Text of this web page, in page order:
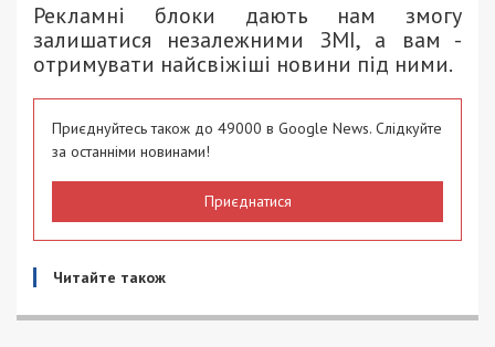
Рекламні блоки дають нам змогу
залишатися незалежними ЗМІ, а вам -
отримувати найсвіжіші новини під ними.
Приєднуйтесь також до 49000 в Google News. Слідкуйте
за останніми новинами!
Приєднатися
Читайте також